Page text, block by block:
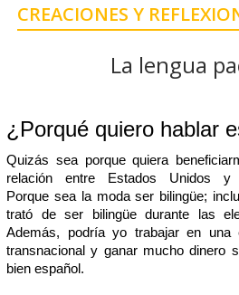
CREACIONES Y
La lengua
¿Porqué quiero hablar
Quizás sea porque quiera
relación entre Estados Unidos y
Porque sea la moda ser bilingüe;
trató de ser bilingüe durante las
Además, podría yo trabajar en una
transnacional y ganar mucho dinero
bien español.